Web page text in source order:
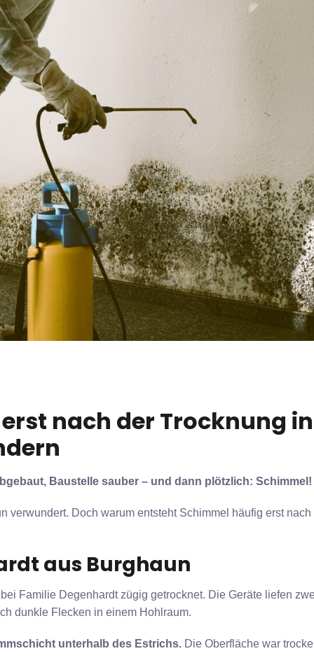
nach der Trocknung
Baustelle sauber – und dann plötzlich: Schimmel!
verwundert. Doch warum entsteht Schimmel häufig erst
aus Burghaun
Familie Degenhardt zügig getrocknet. Die Geräte liefen
dunkle Flecken in einem Hohlraum.
unterhalb des Estrichs. Die Oberfläche war